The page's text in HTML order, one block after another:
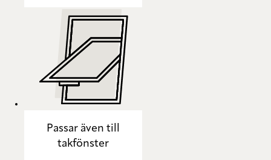
Passar även till
takfönster